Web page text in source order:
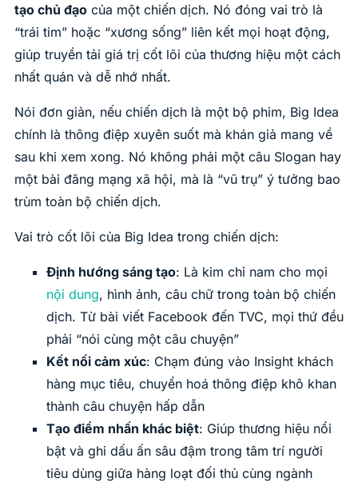
tạo chủ đạo của một chiến dịch. Nó đóng vai trò là
“trái tim” hoặc “xương sống” liên kết mọi hoạt động,
giúp truyền tải giá trị cốt lõi của thương hiệu một cách
nhất quán và dễ nhớ nhất.
Nói đơn giản, nếu chiến dịch là một bộ phim, Big Idea
chính là thông điệp xuyên suốt mà khán giả mang về
sau khi xem xong. Nó không phải một câu Slogan hay
một bài đăng mạng xã hội, mà là “vũ trụ” ý tưởng bao
trùm toàn bộ chiến dịch.
Vai trò cốt lõi của Big Idea trong chiến dịch:
Định hướng sáng tạo: Là kim chỉ nam cho mọi
nội dung, hình ảnh, câu chữ trong toàn bộ chiến
dịch. Từ bài viết Facebook đến TVC, mọi thứ đều
phải “nói cùng một câu chuyện”
Kết nối cảm xúc: Chạm đúng vào Insight khách
hàng mục tiêu, chuyển hoá thông điệp khô khan
thành câu chuyện hấp dẫn
Tạo điểm nhấn khác biệt: Giúp thương hiệu nổi
bật và ghi dấu ấn sâu đậm trong tâm trí người
tiêu dùng giữa hàng loạt đối thủ cùng ngành